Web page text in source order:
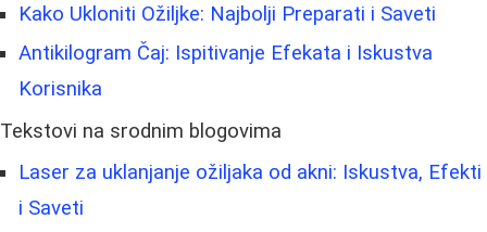
Kako Ukloniti Ožiljke: Najbolji Preparati i Saveti
Antikilogram Čaj: Ispitivanje Efekata i Iskustva
Korisnika
Tekstovi na srodnim blogovima
Laser za uklanjanje ožiljaka od akni: Iskustva, Efekti
i Saveti